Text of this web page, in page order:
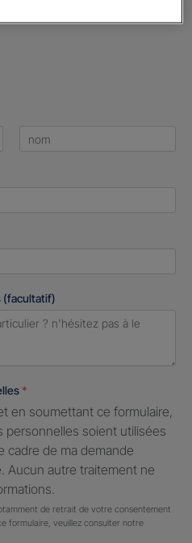
(facultatif)
*
en soumettant ce formulaire,
soient utilisées
cadre de ma demande
Aucun autre traitement ne
de retrait de votre consentement
formulaire, veuillez consulter notre